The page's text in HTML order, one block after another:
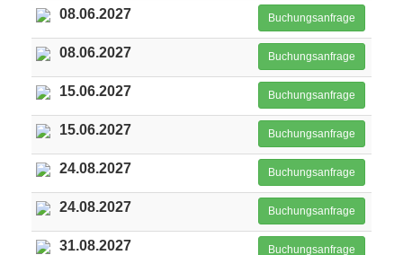
08.06.2027 Buchungsanfrage
08.06.2027 Buchungsanfrage
15.06.2027 Buchungsanfrage
15.06.2027 Buchungsanfrage
24.08.2027 Buchungsanfrage
24.08.2027 Buchungsanfrage
31.08.2027 Buchungsanfrage